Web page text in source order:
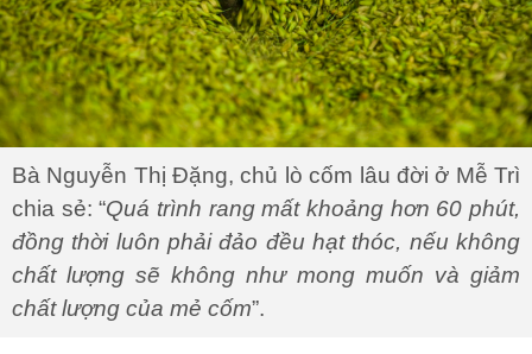
Bà Nguyễn Thị Đặng, chủ lò cốm lâu đời ở Mễ Trì
chia sẻ: “Quá trình rang mất khoảng hơn 60 phút,
đồng thời luôn phải đảo đều hạt thóc, nếu không
chất lượng sẽ không như mong muốn và giảm
chất lượng của mẻ cốm”.